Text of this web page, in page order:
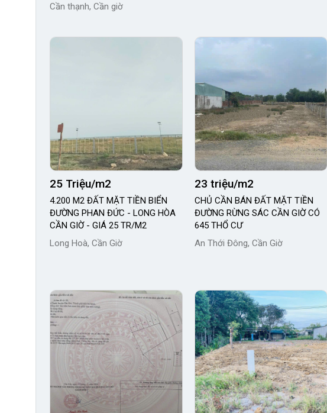
Cần thạnh, Cần giờ
25 Triệu/m2
4.200 M2 ĐẤT MẶT TIỀN BIỂN
ĐƯỜNG PHAN ĐỨC - LONG HÒA
CẦN GIỜ - GIÁ 25 TR/M2
Long Hoà, Cần Giờ
23 triệu/m2
CHỦ CẦN BÁN ĐẤT MẶT TIỀN
ĐƯỜNG RỪNG SÁC CẦN GIỜ CÓ
645 THỔ CƯ
An Thới Đông, Cần Giờ